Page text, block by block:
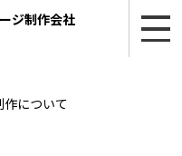
ジ制作会社
について